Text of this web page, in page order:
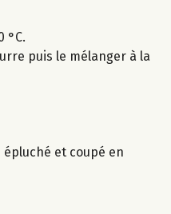
°C.
puis le mélanger à la
et coupé en